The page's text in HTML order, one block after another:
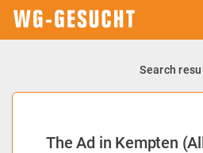
Search
The Ad in Kempten